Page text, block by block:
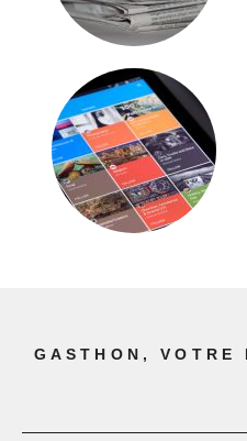
GASTHON, VOTRE